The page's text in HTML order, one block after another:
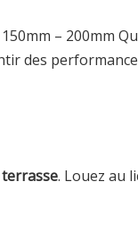
– 200mm
des
. Louez au